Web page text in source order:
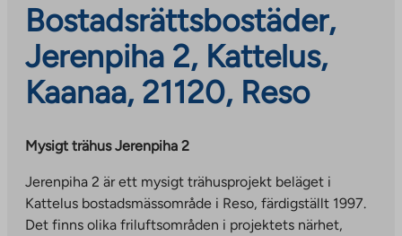
Bostadsrättsbostäder,
Jerenpiha 2, Kattelus,
Kaanaa, 21120, Reso
Mysigt trähus Jerenpiha 2
Jerenpiha 2 är ett mysigt trähusprojekt beläget i
Kattelus bostadsmässområde i Reso, färdigställt 1997.
Det finns olika friluftsområden i projektets närhet,